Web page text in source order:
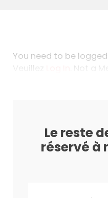
You need to be
Veuillez
. Not a
Le reste
réservé à